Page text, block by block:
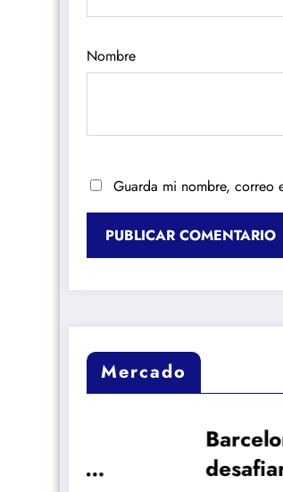
Nombre
Guarda mi nombre, correo
Mercado
Barcelona vuelve a
desafiar al Real